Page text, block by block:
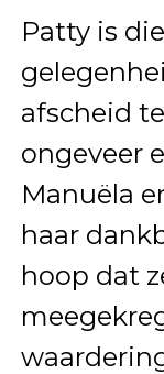
Patty is
afscheid
ongeveer
Manuëla
haar
hoop dat